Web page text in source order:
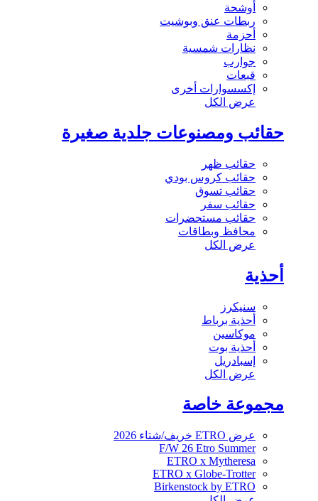
أوشحة
ربطات عنق وبوشيت
أحزمة
نظارات شمسية
جوارب
قبعات
إكسسوارات أخرى
عرض الكل
حقائب ومصنوعات جلدية صغيرة
حقائب ظهر
حقائب كروس بودي
حقائب تسوق
حقائب سفر
حقائب مستحضرات
محافظ وبطاقات
عرض الكل
أحذية
سنيكرز
أحذية برباط
موكاسين
أحذية بوت
إسبادريل
عرض الكل
مجموعة خاصة
عرض ETRO خريف/شتاء 2026
F/W 26 Etro Summer
ETRO x Mytheresa
ETRO x Globe-Trotter
Birkenstock by ETRO